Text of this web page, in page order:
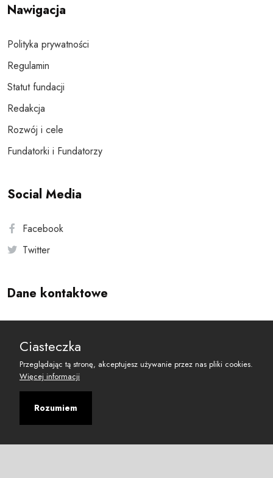
Nawigacja
Polityka prywatności
Regulamin
Statut fundacji
Redakcja
Rozwój i cele
Fundatorki i Fundatorzy
Social Media
Facebook
Twitter
Dane kontaktowe
reset@resetobywatelski.pl
Ciasteczka
Przeglądając tą stronę, akceptujesz używanie przez nas pliki cookies.
Więcej informacji
Rozumiem